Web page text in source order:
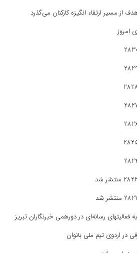
از مسیر ارتقاء انگیزه کارکنان می‌گذرد
امروز
فعالیتهای رسانه‌ای در دورهمی خبرنگاران تبریز
در اردوی تیم ملی بانوان